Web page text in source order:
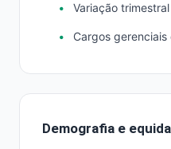
Variação
Cargos gerenciais
Demografia e